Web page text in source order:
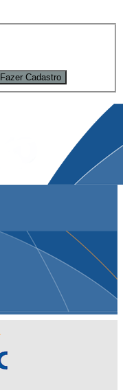
Fazer Cadastro